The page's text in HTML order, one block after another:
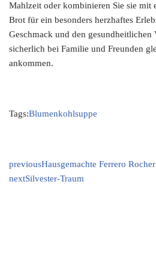
Mahlzeit oder kombinieren Sie sie mit
Brot für ein besonders herzhaftes
Geschmack und den gesundheitlichen
sicherlich bei Familie und Freunden
ankommen.
Tags:Blumenkohlsuppe
previousHausgemachte Ferrero
nextSilvester-Traum